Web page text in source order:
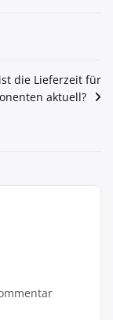
die Lieferzeit für
aktuell?